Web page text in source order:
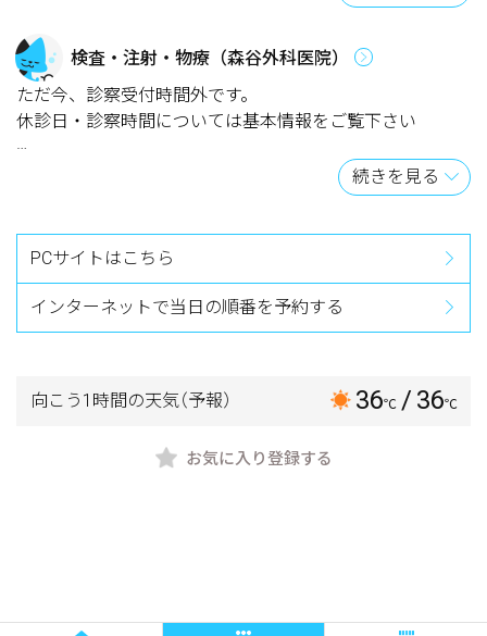
ですと受付は完了していません。
必ず受付時間内に来院して、受付を完了してください。
午前中12：00、午後18：00（土曜日午後は16：30）
検査・注射・物療（森谷外科医院）
ただ今、診察受付時間外です。
休診日・診察時間については基本情報をご覧下さい
※順番予約をご利用の方は、ネット上で番号を取っただけ
必ず受付時間内に来院して、受付を完了してください。
午前中12：00、午後18：00（土曜日午後は16：30）
続きを見る
PCサイトはこちら
インターネットで当日の順番を予約する
向こう1時間の天気（予報） 36℃ / 36℃
お気に入り登録する